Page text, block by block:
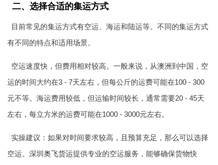
二、选择合适的集运方式
目前常见的集运方式有空运、海运和陆运等。不同的集运方式
有不同的特点和适用场景。
空运速度快，但费用相对较高。一般来说，从澳洲到中国，空
运的时间大约在3 - 7天左右，但每公斤的运费可能在100 - 300
元不等。海运费用较低，但运输时间较长，通常需要20 - 45天
左右，每立方米的运费可能在1000 - 3000元左右。
实操建议：如果对时间要求较高，且预算充足，那么可以选择
空运。深圳 奥飞货运提供专业的空运服务，能够确保货物快